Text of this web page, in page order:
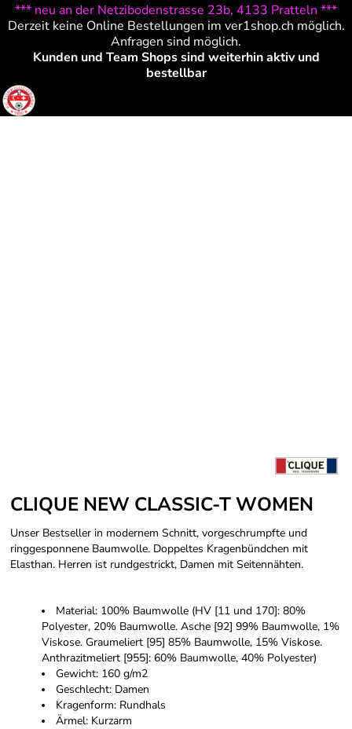
*** neu an der Netzibodenstrasse 23b, 4133 Pratteln ***
Derzeit keine Online Bestellungen im ver1shop.ch möglich.
Anfragen sind möglich.
Kunden und Team Shops sind weiterhin aktiv und
bestellbar
CLIQUE NEW CLASSIC-T WOMEN
Unser Bestseller in modernem Schnitt, vorgeschrumpfte und
ringgesponnene Baumwolle. Doppeltes Kragenbündchen mit
Elasthan. Herren ist rundgestrickt, Damen mit Seitennähten.
Material: 100% Baumwolle (HV [11 und 170]: 80%
Polyester, 20% Baumwolle. Asche [92] 99% Baumwolle, 1%
Viskose. Graumeliert [95] 85% Baumwolle, 15% Viskose.
Anthrazitmeliert [955]: 60% Baumwolle, 40% Polyester)
Gewicht: 160 g/m2
Geschlecht: Damen
Kragenform: Rundhals
Ärmel: Kurzarm